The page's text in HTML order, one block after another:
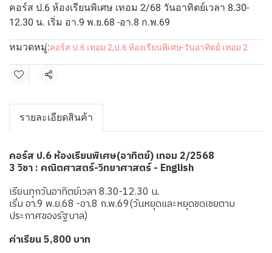
คอร์ส ป.6 ห้องเรียนพิเศษ เทอม 2/68 วันอาทิตย์เวลา 8.30-
12.30 น. เริ่ม อา.9 พ.ย.68 -อา.8 ก.พ.69
หมวดหมู่:คอร์ส ป.6 เทอม 2,ป.6 ห้องเรียนพิเศษ-วันอาทิตย์ เทอม 2
แชร์
รายละเอียดสินค้า
คอร์ส ป.6 ห้องเรียนพิเศษ(อาทิตย์) เทอม 2/2568
3 วิชา : คณิตศาสตร์-วิทยาศาสตร์ - English
เรียนทุกวันอาทิตย์เวลา 8.30-12.30 น.
เริ่ม อา.9 พ.ย.68 -อา.8 ก.พ.69(วันหยุดและหยุดชดเชยตาม
ประกาศของรัฐบาล)
ค่าเรียน 5,800 บาท